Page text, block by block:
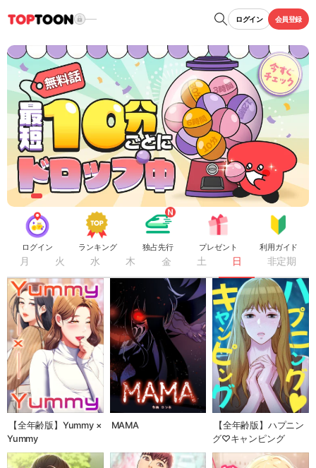
ログイン 会員登録
ログイン ランキング 独占先行 プレゼント 利用ガイド
月 火 水 木 金 土 日 非定期
【全年齢版】Yummy ×
Yummy
MAMA
【全年齢版】ハプニン
グ♡キャンピング